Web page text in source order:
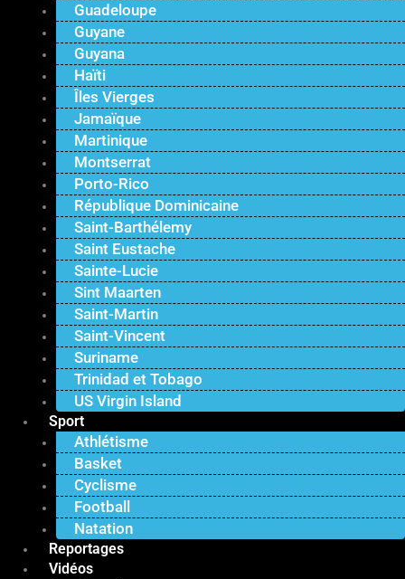
Guadeloupe
Guyane
Guyana
Haïti
Îles Vierges
Jamaïque
Martinique
Montserrat
Porto-Rico
République Dominicaine
Saint-Barthélemy
Saint Eustache
Sainte-Lucie
Sint Maarten
Saint-Martin
Saint-Vincent
Suriname
Trinidad et Tobago
US Virgin Island
Sport
Athlétisme
Basket
Cyclisme
Football
Natation
Reportages
Vidéos